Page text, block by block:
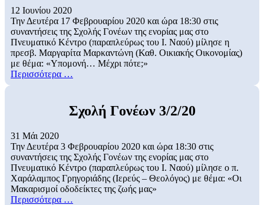
12 Ιουνίου 2020
Την Δευτέρα 17 Φεβρουαρίου 2020 και ώρα 18:30 στις
συναντήσεις της Σχολής Γονέων της ενορίας μας στο
Πνευματικό Κέντρο (παραπλεύρως του Ι. Ναού) μίλησε η
πρεσβ. Μαργαρίτα Μαρκαντώνη (Καθ. Οικιακής Οικονομίας)
με θέμα: «Υπομονή… Μέχρι πότε;»
Περισσότερα …
Σχολή Γονέων 3/2/20
31 Μάι 2020
Την Δευτέρα 3 Φεβρουαρίου 2020 και ώρα 18:30 στις
συναντήσεις της Σχολής Γονέων της ενορίας μας στο
Πνευματικό Κέντρο (παραπλεύρως του Ι. Ναού) μίλησε ο π.
Χαράλαμπος Γρηγοριάδης (Ιερεύς – Θεολόγος) με θέμα: «Οι
Μακαρισμοί οδοδείκτες της ζωής μας»
Περισσότερα …